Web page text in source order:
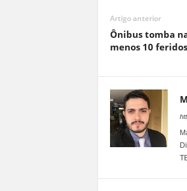
Artigo anterior
Ônibus tomba
menos 10 feridos